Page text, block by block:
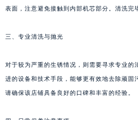
表面，注意避免接触到内部机芯部分。清洗完
三、专业清洗与抛光
对于较为严重的生锈情况，则需要寻求专业的
进的设备和技术手段，能够更有效地去除顽固
请确保该店铺具备良好的口碑和丰富的经验。